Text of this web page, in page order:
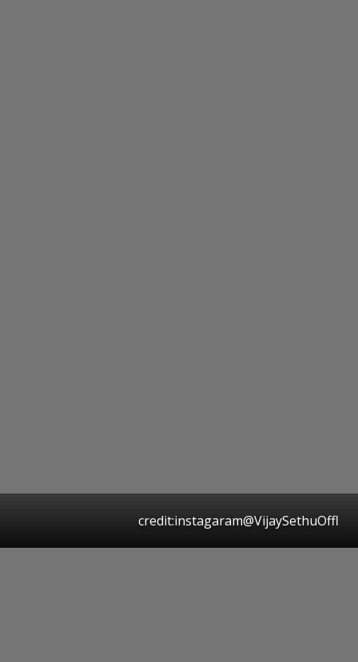
credit:instagaram@VijaySethuOffl